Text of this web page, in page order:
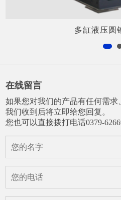
多缸液压圆
在线留言
如果您对我们的产品有任何需求
我们收到后将立即给您回复。
您也可以直接拨打电话0379-